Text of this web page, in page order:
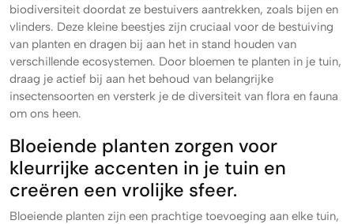
biodiversiteit doordat ze bestuivers aantrekken, zoals bijen en
vlinders. Deze kleine beestjes zijn cruciaal voor de bestuiving
van planten en dragen bij aan het in stand houden van
verschillende ecosystemen. Door bloemen te planten in je tuin,
draag je actief bij aan het behoud van belangrijke
insectensoorten en versterk je de diversiteit van flora en fauna
om ons heen.
Bloeiende planten zorgen voor
kleurrijke accenten in je tuin en
creëren een vrolijke sfeer.
Bloeiende planten zijn een prachtige toevoeging aan elke tuin,